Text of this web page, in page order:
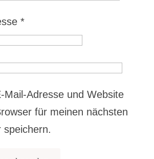
*
Mail-Adresse und Website
für meinen nächsten
speichern.